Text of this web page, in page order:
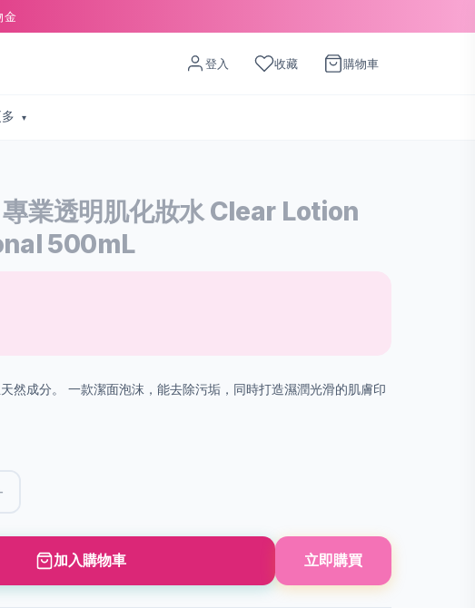
金
登入 收藏 購物車
業透明肌化妝水 Clear Lotion
500mL
然成分。 一款潔面泡沫，能去除污垢，同時打造濕潤光滑的肌膚印
加入購物車 立即購買